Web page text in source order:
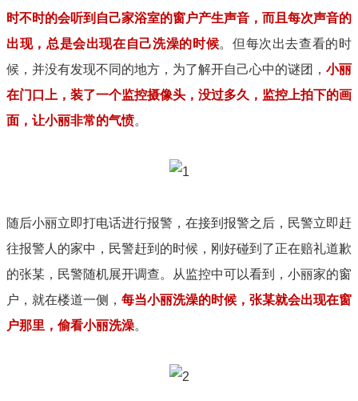
时不时的会听到自己家浴室的窗户产生声音，而且每次声音的
出现，总是会出现在自己洗澡的时候。但每次出去查看的时
候，并没有发现不同的地方，为了解开自己心中的谜团， 小丽
在门口上，装了一个监控摄像头，没过多久，监控上拍下的画
面，让小丽非常的气愤。
随后小丽立即打电话进行报警，在接到报警之后，民警立即赶
往报警人的家中，民警赶到的时候，刚好碰到了正在赔礼道歉
的张某，民警随机展开调查。从监控中可以看到，小丽家的窗
户，就在楼道一侧， 每当小丽洗澡的时候，张某就会出现在窗
户那里，偷看小丽洗澡。